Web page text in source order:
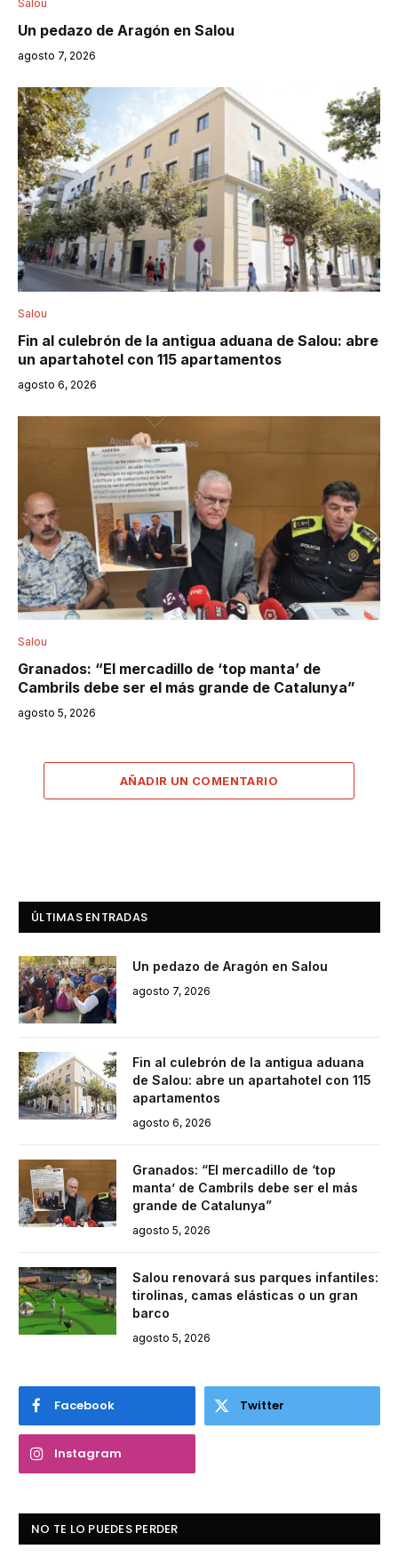
Salou
Un pedazo de Aragón en Salou
agosto 7, 2026
Salou
Fin al culebrón de la antigua aduana de Salou: abre
un apartahotel con 115 apartamentos
agosto 6, 2026
Salou
Granados: “El mercadillo de ‘top manta’ de
Cambrils debe ser el más grande de Catalunya”
agosto 5, 2026
AÑADIR UN COMENTARIO
ÚLTIMAS ENTRADAS
Un pedazo de Aragón en Salou
agosto 7, 2026
Fin al culebrón de la antigua aduana
de Salou: abre un apartahotel con 115
apartamentos
agosto 6, 2026
Granados: “El mercadillo de ‘top
manta’ de Cambrils debe ser el más
grande de Catalunya”
agosto 5, 2026
Salou renovará sus parques infantiles:
tirolinas, camas elásticas o un gran
barco
agosto 5, 2026
Facebook Twitter
Instagram
NO TE LO PUEDES PERDER